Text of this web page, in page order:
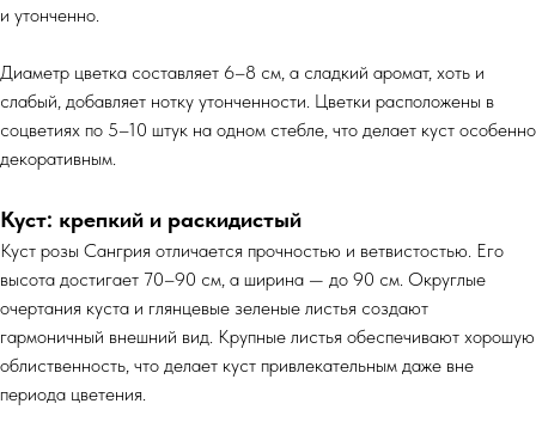
и утонченно.
Диаметр цветка составляет 6–8 см, а сладкий аромат, хоть и
слабый, добавляет нотку утонченности. Цветки расположены в
соцветиях по 5–10 штук на одном стебле, что делает куст особенно
декоративным.
Куст: крепкий и раскидистый
Куст розы Сангрия отличается прочностью и ветвистостью. Его
высота достигает 70–90 см, а ширина — до 90 см. Округлые
очертания куста и глянцевые зеленые листья создают
гармоничный внешний вид. Крупные листья обеспечивают хорошую
облиственность, что делает куст привлекательным даже вне
периода цветения.